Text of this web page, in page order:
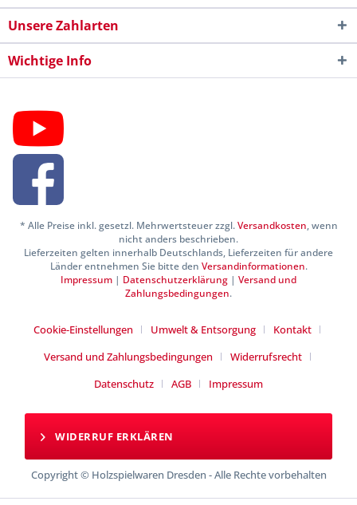
Unsere Zahlarten
Wichtige Info
* Alle Preise inkl. gesetzl. Mehrwertsteuer zzgl.Versandkosten, wenn
nicht anders beschrieben.
Lieferzeiten gelten innerhalb Deutschlands, Lieferzeiten für andere
Länder entnehmen Sie bitte den Versandinformationen.
Impressum | Datenschutzerklärung | Versand und
Zahlungsbedingungen.
Cookie-Einstellungen Umwelt & Entsorgung
Kontakt
Versand und Zahlungsbedingungen
Widerrufsrecht
Datenschutz
AGB Impressum
WIDERRUF ERKLÄREN
Copyright © Holzspielwaren Dresden - Alle Rechte vorbehalten